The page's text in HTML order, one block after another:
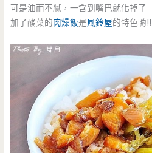
可是油而不膩，一含到嘴巴就化掉了
加了酸菜的肉燥飯是風鈴屋的特色喲!!